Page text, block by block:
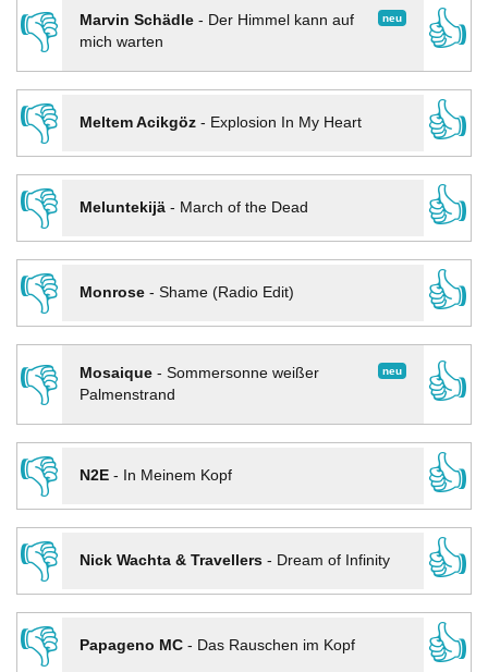
👎 neu
Marvin Schädle- Der Himmel kann auf
mich warten
👍
👎
Meltem Acikgöz- Explosion In My Heart
👍
👎
Meluntekijä- March of the Dead
👍
👎
Monrose- Shame (Radio Edit)
👍
👎
neu
Mosaique- Sommersonne weißer
Palmenstrand
👍
👎
N2E- In Meinem Kopf
👍
👎
Nick Wachta & Travellers- Dream of Infinity
👍
👎
Papageno MC- Das Rauschen im Kopf
👍